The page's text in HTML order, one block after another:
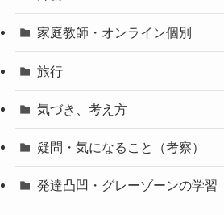
家庭教師・オンライン個別
旅行
気づき、考え方
疑問・気になること（考察）
発達凸凹・グレーゾーンの学習